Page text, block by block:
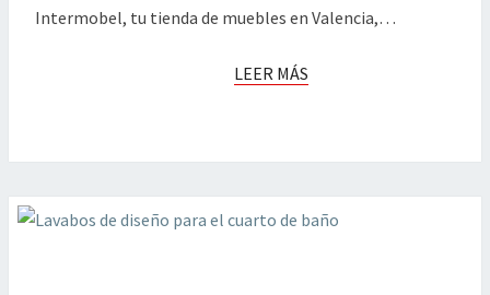
Intermobel, tu tienda de muebles en Valencia,…
LEER MÁS